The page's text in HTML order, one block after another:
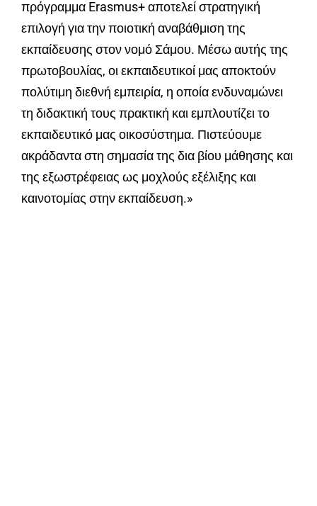
πρόγραμμα Erasmus+ αποτελεί στρατηγική
επιλογή για την ποιοτική αναβάθμιση της
εκπαίδευσης στον νομό Σάμου. Μέσω αυτής της
πρωτοβουλίας, οι εκπαιδευτικοί μας αποκτούν
πολύτιμη διεθνή εμπειρία, η οποία ενδυναμώνει
τη διδακτική τους πρακτική και εμπλουτίζει το
εκπαιδευτικό μας οικοσύστημα. Πιστεύουμε
ακράδαντα στη σημασία της δια βίου μάθησης και
της εξωστρέφειας ως μοχλούς εξέλιξης και
καινοτομίας στην εκπαίδευση.»